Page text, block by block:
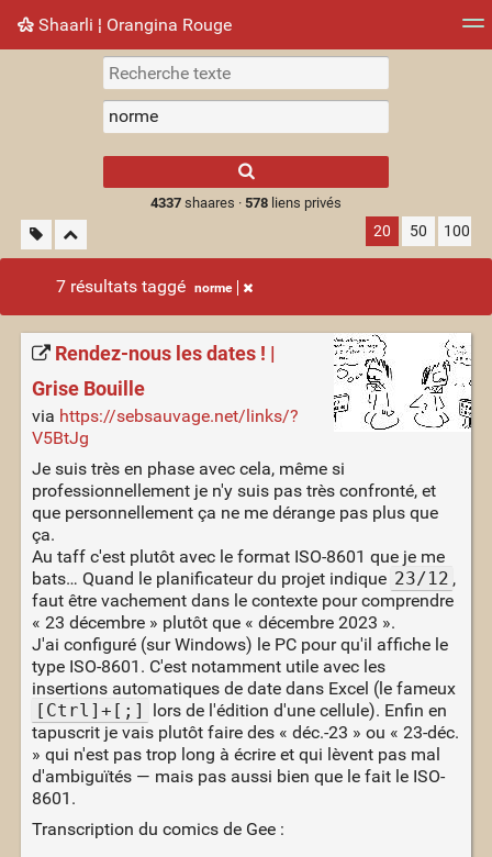
Shaarli ¦ Orangina Rouge
Nuage de tags Mur d'images
results.
4337shaares · 578liens privés
20 50 100
7 résultats taggé norme
Rendez-nous les dates ! |
Grise Bouille
via https://sebsauvage.net/links/?
V5BtJg
Je suis très en phase avec cela, même si
professionnellement je n'y suis pas très confronté, et
que personnellement ça ne me dérange pas plus que
ça.
Au taff c'est plutôt avec le format ISO-8601 que je me
bats… Quand le planificateur du projet indique 23/12 ,
faut être vachement dans le contexte pour comprendre
« 23 décembre » plutôt que « décembre 2023 ».
J'ai configuré (sur Windows) le PC pour qu'il affiche le
type ISO-8601. C'est notamment utile avec les
insertions automatiques de date dans Excel (le fameux
[Ctrl]+[;]
lors de l'édition d'une cellule). Enfin en
tapuscrit je vais plutôt faire des « déc.-23 » ou « 23-déc.
» qui n'est pas trop long à écrire et qui lèvent pas mal
d'ambiguïtés — mais pas aussi bien que le fait le ISO-
8601.
Transcription du comics de Gee :